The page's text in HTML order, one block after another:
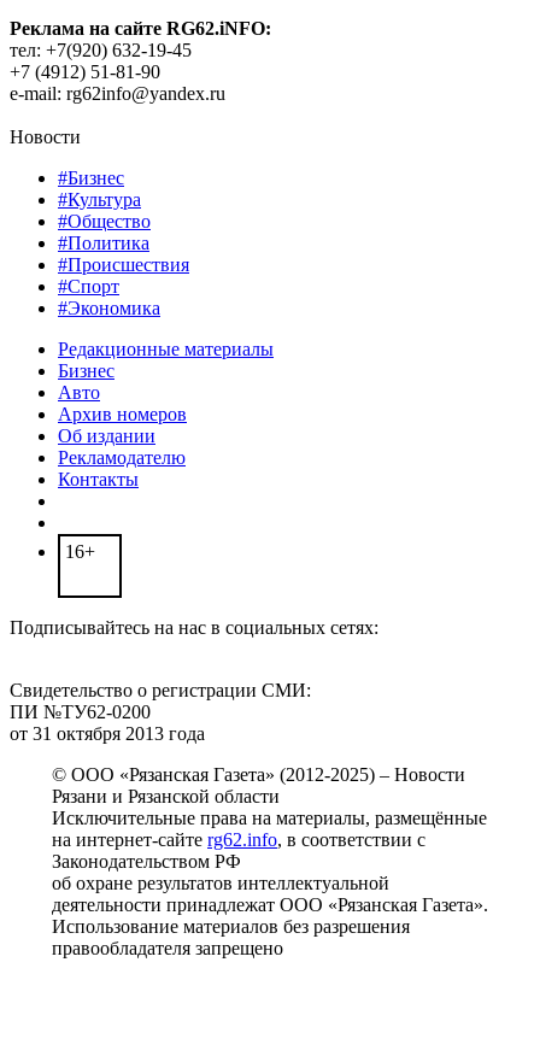
Реклама на сайте RG62.iNFO:
тел: +7(920) 632-19-45
+7 (4912) 51-81-90
e-mail: rg62info@yandex.ru
Новости
#Бизнес
#Культура
#Общество
#Политика
#Происшествия
#Спорт
#Экономика
Редакционные материалы
Бизнес
Авто
Архив номеров
Об издании
Рекламодателю
Контакты
16+
Подписывайтесь на нас в социальных сетях:
Свидетельство о регистрации СМИ:
ПИ №ТУ62-0200
от 31 октября 2013 года
© ООО «Рязанская Газета» (2012-2025) – Новости
Рязани и Рязанской области
Исключительные права на материалы, размещённые
на интернет-сайте rg62.info, в соответствии с
Законодательством РФ
об охране результатов интеллектуальной
деятельности принадлежат ООО «Рязанская Газета».
Использование материалов без разрешения
правообладателя запрещено